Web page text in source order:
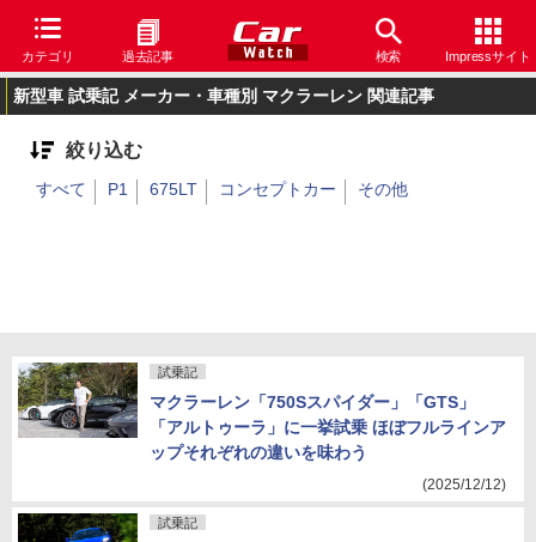
カテゴリ 過去記事 検索 Impressサイト
新型車 試乗記 メーカー・車種別 マクラーレン 関連記事
絞り込む
すべて P1 675LT コンセプトカー その他
試乗記
マクラーレン「750Sスパイダー」「GTS」
「アルトゥーラ」に一挙試乗 ほぼフルラインア
ップそれぞれの違いを味わう
(2025/12/12)
試乗記